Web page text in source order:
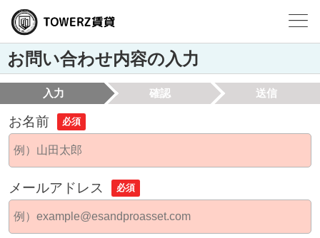
お問い合わせ内容の入力
入力 確認 送信
お名前 必須
メールアドレス 必須